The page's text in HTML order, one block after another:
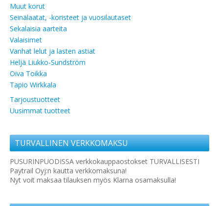
Muut korut
Seinälaatat, -koristeet ja vuosilautaset
Sekalaisia aarteita
Valaisimet
Vanhat lelut ja lasten astiat
Heljä Liukko-Sundström
Oiva Toikka
Tapio Wirkkala
Tarjoustuotteet
Uusimmat tuotteet
TURVALLINEN VERKKOMAKSU
PUSURINPUODISSA verkkokauppaostokset TURVALLISESTI
Paytrail Oyj:n kautta verkkomaksuna!
Nyt voit maksaa tilauksen myös Klarna osamaksulla!